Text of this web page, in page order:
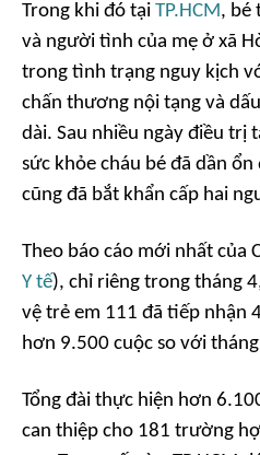
Trong khi đó tại TP.HCM, bé
và người tình của mẹ ở xã
trong tình trạng nguy kịch
chấn thương nội tạng và
dài. Sau nhiều ngày điều trị
sức khỏe cháu bé đã dần ổn
cũng đã bắt khẩn cấp hai
Theo báo cáo mới nhất của
Y tế), chỉ riêng trong tháng
vệ trẻ em 111 đã tiếp nhận
hơn 9.500 cuộc so với
Tổng đài thực hiện hơn
can thiệp cho 181 trường